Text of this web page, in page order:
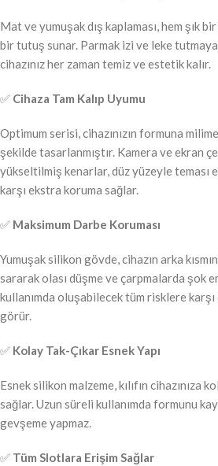
Mat ve yumuşak dış kaplaması, hem şık
bir tutuş sunar. Parmak izi ve leke
cihazınız her zaman temiz ve estetik kalır.
✅ Cihaza Tam Kalıp Uyumu
Optimum serisi, cihazınızın formuna
şekilde tasarlanmıştır. Kamera ve ekran
yükseltilmiş kenarlar, düz yüzeyle teması
karşı ekstra koruma sağlar.
✅ Maksimum Darbe Koruması
Yumuşak silikon gövde, cihazın arka
sararak olası düşme ve çarpmalarda şok
kullanımda oluşabilecek tüm risklere
görür.
✅ Kolay Tak-Çıkar Esnek Yapı
Esnek silikon malzeme, kılıfın cihazınıza
sağlar. Uzun süreli kullanımda formunu
gevşeme yapmaz.
✅ Tüm Slotlara Erişim Sağlar